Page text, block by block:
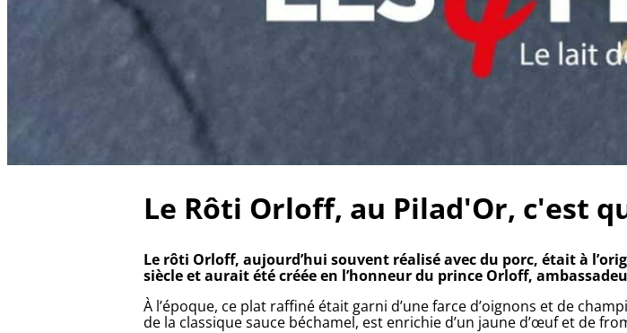
Le Rôti Orloff, au Pilad'Or, c'est
Le rôti Orloff, aujourd’hui souvent réalisé avec du porc, était à
siècle et aurait été créée en l’honneur du prince Orloff,
À l’époque, ce plat raffiné était garni d’une farce d’oignons et de
de la classique sauce béchamel, est enrichie d’un jaune d’œuf et de